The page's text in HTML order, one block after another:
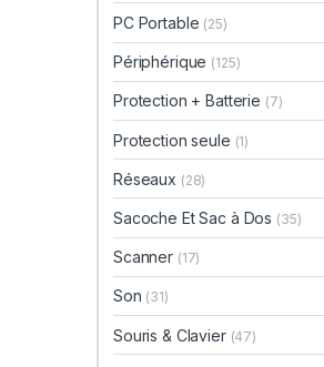
PC Portable (25)
Périphérique (125)
Protection + Batterie (7)
Protection seule (1)
Réseaux (28)
Sacoche Et Sac à Dos (35)
Scanner (17)
Son (31)
Souris & Clavier (47)